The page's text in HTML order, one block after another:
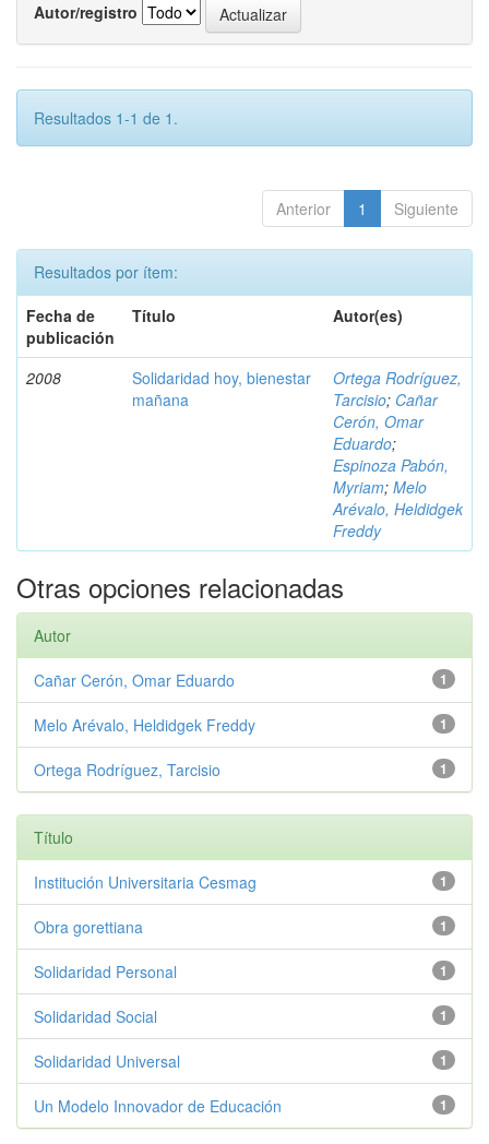
Autor/registro
Resultados 1-1 de 1.
Anterior 1 Siguiente
Resultados por ítem:
Fecha de
publicación
Título Autor(es)
2008
Solidaridad hoy, bienestar
mañana
Ortega Rodríguez,
Tarcisio; Cañar
Cerón, Omar
Eduardo;
Espinoza Pabón,
Myriam; Melo
Arévalo, Heldidgek
Freddy
Otras opciones relacionadas
Autor
1
Cañar Cerón, Omar Eduardo
1
Melo Arévalo, Heldidgek Freddy
1
Ortega Rodríguez, Tarcisio
Título
1
Institución Universitaria Cesmag
1
Obra gorettiana
1
Solidaridad Personal
1
Solidaridad Social
1
Solidaridad Universal
1
Un Modelo Innovador de Educación